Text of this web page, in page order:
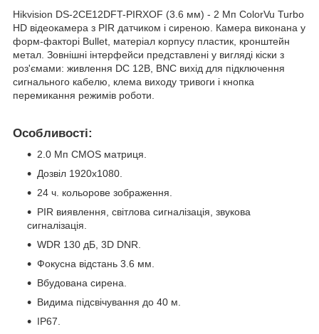
Hikvision DS-2CE12DFT-PIRXOF (3.6 мм) - 2 Мп ColorVu Turbo
HD відеокамера з PIR датчиком і сиреною. Камера виконана у
форм-факторі Bullet, матеріал корпусу пластик, кронштейн
метал. Зовнішні інтерфейси представлені у вигляді кіски з
роз'ємами: живлення DC 12В, BNC вихід для підключення
сигнального кабелю, клема виходу тривоги і кнопка
перемикання режимів роботи.
Особливості:
2.0 Мп CMOS матриця.
Дозвіл 1920х1080.
24 ч. кольорове зображення.
PIR виявлення, світлова сигналізація, звукова
сигналізація.
WDR 130 дБ, 3D DNR.
Фокусна відстань 3.6 мм.
Вбудована сирена.
Видима підсвічування до 40 м.
IP67.